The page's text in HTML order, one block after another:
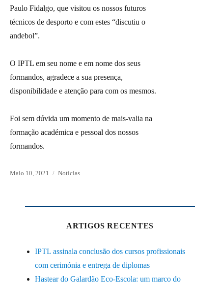
Paulo Fidalgo, que visitou os nossos futuros
técnicos de desporto e com estes “discutiu o
andebol”.
O IPTL em seu nome e em nome dos seus
formandos, agradece a sua presença,
disponibilidade e atenção para com os mesmos.
Foi sem dúvida um momento de mais-valia na
formação académica e pessoal dos nossos
formandos.
Posted
Maio 10, 2021 Categories
Notícias
ARTIGOS RECENTES
IPTL assinala conclusão dos cursos profissionais
com cerimónia e entrega de diplomas
Hastear do Galardão Eco-Escola: um marco do